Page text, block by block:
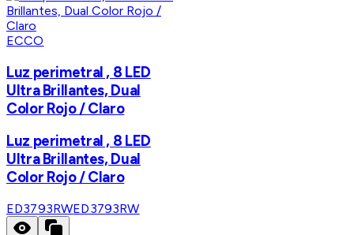
ECCO
Luz perimetral , 8 LED
Ultra Brillantes, Dual
Color Rojo / Claro
Luz perimetral , 8 LED
Ultra Brillantes, Dual
Color Rojo / Claro
ED3793RWED3793RW